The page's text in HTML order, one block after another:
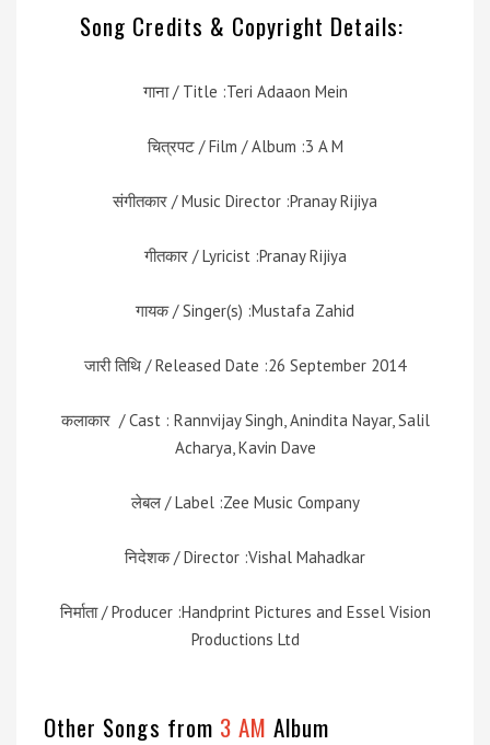
Song Credits & Copyright Details:
गाना / Title :Teri Adaaon Mein
चित्रपट / Film / Album :3 A M
संगीतकार / Music Director :Pranay Rijiya
गीतकार / Lyricist :Pranay Rijiya
गायक / Singer(s) :Mustafa Zahid
जारी तिथि / Released Date :26 September 2014
कलाकार / Cast : Rannvijay Singh, Anindita Nayar, Salil
Acharya, Kavin Dave
लेबल / Label :Zee Music Company
निदेशक / Director :Vishal Mahadkar
निर्माता / Producer :Handprint Pictures and Essel Vision
Productions Ltd
Other Songs from 3 AM Album